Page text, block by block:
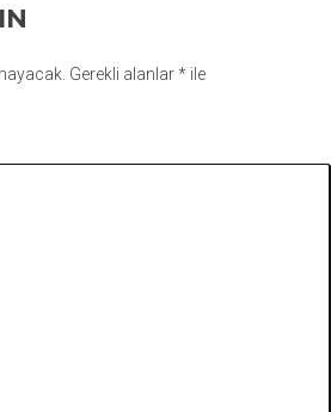
Gerekli alanlar* ile